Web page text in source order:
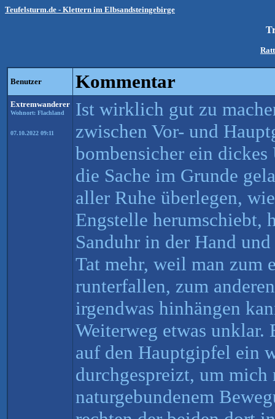
Teufelsturm.de - Klettern im Elbsandsteingebirge
Benutzer Kommentar
Extremwanderer
Wohnort: Flachland
07.10.2022 09:11
Ist wirklich gut zu
zwischen Vor- und
bombensicher ein
die Sache im Grunde
aller Ruhe überlegen,
Engstelle herumschiebt,
Sanduhr in der Hand
Tat mehr, weil man zum
runterfallen, zum
irgendwas hinhängen
Weiterweg etwas
auf den Hauptgipfel ein
durchgespreizt, um mich
naturgebundenem